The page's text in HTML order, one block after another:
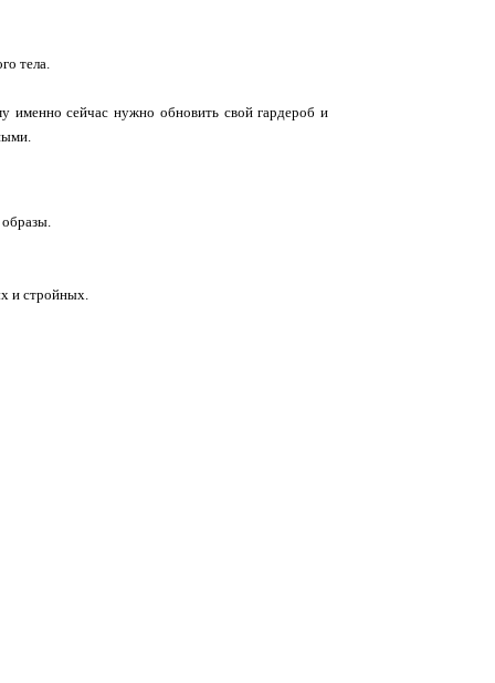
тела.
именно сейчас нужно обновить свой гардероб и
и стройных.